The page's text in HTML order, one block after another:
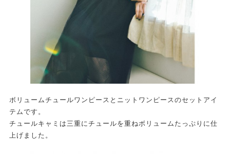
ボリュームチュールワンピースとニットワンピースのセットアイ
テムです。
チュールキャミは三重にチュールを重ねボリュームたっぷりに仕
上げました。